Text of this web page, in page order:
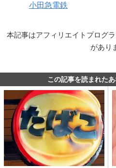
小田急電鉄
本記事はアフィリエイトプログ
があり
この記事を読まれた